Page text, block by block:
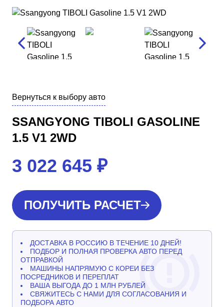
Вернуться к выбору авто
SSANGYONG TIBOLI GASOLINE
1.5 V1 2WD
3 022 645 ₽
ПОЛУЧИТЬ РАСЧЕТ
ДОСТАВКА В РОССИЮ В ТЕЧЕНИЕ 10 ДНЕЙ!
ПОДБОР И ПОЛНАЯ ПРОВЕРКА АВТО ПЕРЕД
ОТПРАВКОЙ
МАШИНЫ НАПРЯМУЮ С КОРЕИ БЕЗ
ПОСРЕДНИКОВ И ПЕРЕПЛАТ
ВАША ВЫГОДА ДО 1 МЛН РУБЛЕЙ
СВЯЖИТЕСЬ С НАМИ ДЛЯ СОГЛАСОВАНИЯ И
ПОДБОРА АВТО